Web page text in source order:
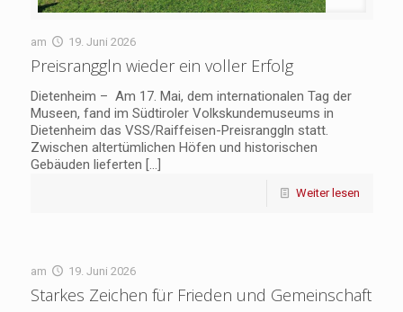
am 19. Juni 2026
Preisranggln wieder ein voller Erfolg
Dietenheim – Am 17. Mai, dem internationalen Tag der
Museen, fand im Südtiroler Volkskundemuseums in
Dietenheim das VSS/Raiffeisen-Preisranggln statt.
Zwischen altertümlichen Höfen und historischen
Gebäuden lieferten […]
Weiter lesen
am 19. Juni 2026
Starkes Zeichen für Frieden und Gemeinschaft